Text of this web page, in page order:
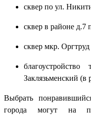
сквер по ул.
сквер в районе д.7
сквер мкр.
Заклязьменский (в
Выбрать
города могут на